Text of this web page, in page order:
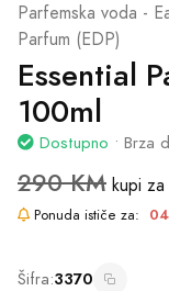
Parfemska voda -
Parfum (EDP)
Essential
100ml
Dostupno • Brza
290 KM kupi za
Ponuda ističe za:
Šifra:3370